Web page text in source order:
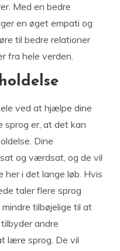
Med en bedre
en øget empati og
til bedre relationer
fra hele verden.
ved at hjælpe dine
sprog er, at det kan
Dine
og værdsat, og de vil
i det lange løb. Hvis
taler flere sprog
tilbøjelige til at
andre
lære sprog. De vil